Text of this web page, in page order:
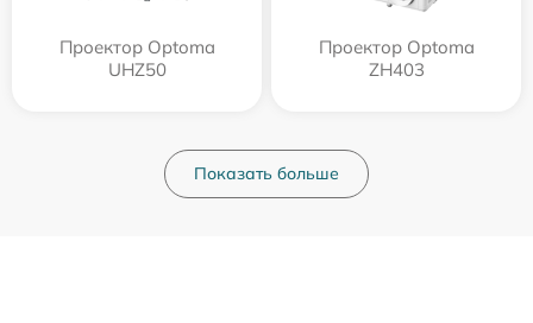
Проектор Optoma
UHZ50
Проектор Optoma
ZH403
Показать больше